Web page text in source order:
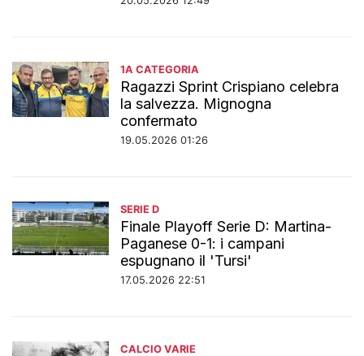
1A CATEGORIA
Ragazzi Sprint Crispiano celebra
la salvezza. Mignogna
confermato
19.05.2026 01:26
SERIE D
Finale Playoff Serie D: Martina-
Paganese 0-1: i campani
espugnano il 'Tursi'
17.05.2026 22:51
CALCIO VARIE